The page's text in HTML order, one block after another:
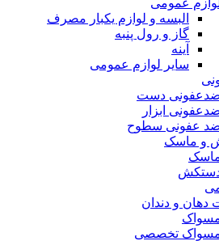
عمومی
البسه و لوازم یکبار مصرف
گاز و رول پنبه
آینه
سایر لوازم عمومی
دست
ابزار
عفونی سطوح
و ماسک
دهان و دندان
تخصصی